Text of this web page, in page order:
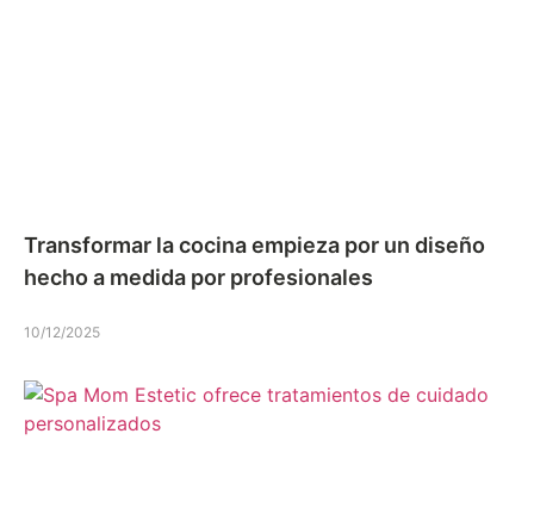
Transformar la cocina empieza por un diseño
hecho a medida por profesionales
10/12/2025